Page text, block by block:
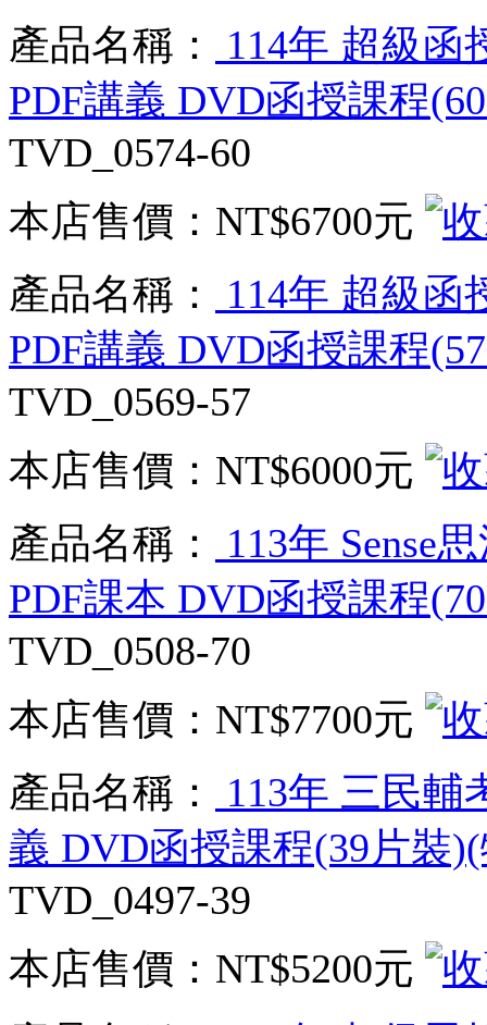
產品名稱：
114年 超級函
PDF講義 DVD函授課程
TVD_0574-60
本店售價： NT$6700元
產品名稱：
114年 超級函
PDF講義 DVD函授課程
TVD_0569-57
本店售價： NT$6000元
產品名稱：
113年 Sense
PDF課本 DVD函授課程
TVD_0508-70
本店售價： NT$7700元
產品名稱：
113年 三民輔
義 DVD函授課程(39片裝
TVD_0497-39
本店售價： NT$5200元